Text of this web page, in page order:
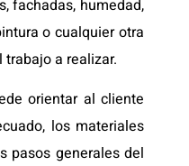
fachadas, humedad,
o cualquier otra
a realizar.
orientar al cliente
los materiales
pasos generales del